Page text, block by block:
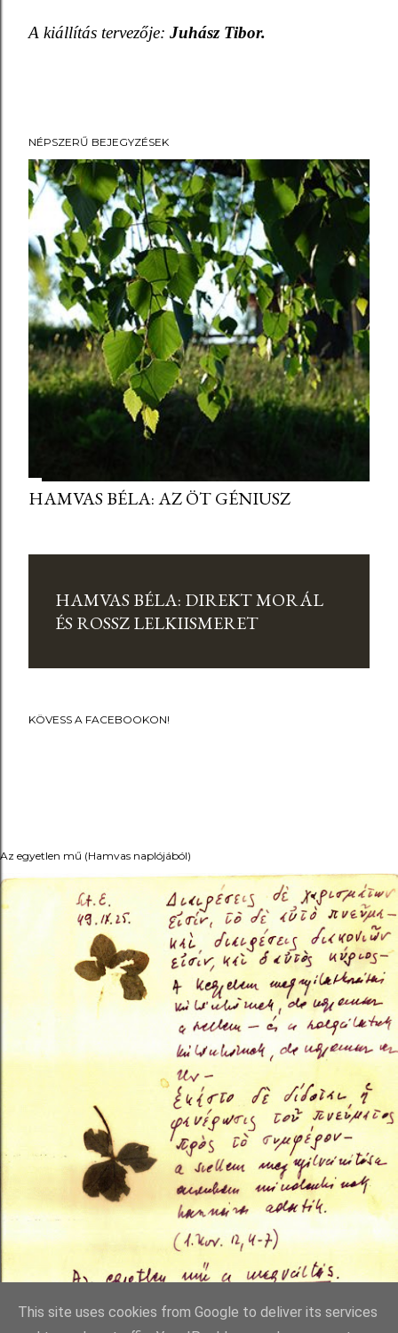
A kiállítás tervezője: Juhász Tibor.
NÉPSZERŰ BEJEGYZÉSEK
HAMVAS BÉLA: AZ ÖT GÉNIUSZ
HAMVAS BÉLA: DIREKT MORÁL
ÉS ROSSZ LELKIISMERET
KÖVESS A FACEBOOKON!
Az egyetlen mű (Hamvas naplójából)
This site uses cookies from Google to deliver its services